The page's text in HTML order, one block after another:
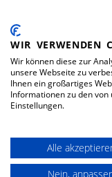
LEGAL
DOWNLOADS
WIR VERWENDEN
Wir können diese zur
unsere Webseite zu
Ihnen ein großartiges
Informationen zu den von
Einstellungen.
Alle
Nein,